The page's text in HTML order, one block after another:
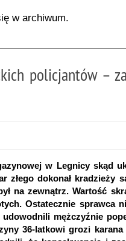
w archiwum.
policjantów –
w Legnicy skąd
złego dokonał kradzieży
na zewnątrz. Wartość
Ostatecznie sprawca
mężczyźnie
36-latkowi grozi